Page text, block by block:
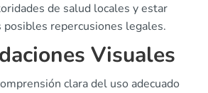
de salud locales y estar
posibles repercusiones legales.
Visuales
clara del uso adecuado